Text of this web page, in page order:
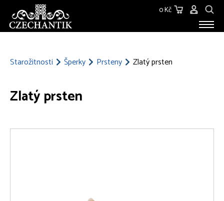
0 Kč
Starožitnosti Šperky Prsteny Zlatý prsten
Zlatý prsten